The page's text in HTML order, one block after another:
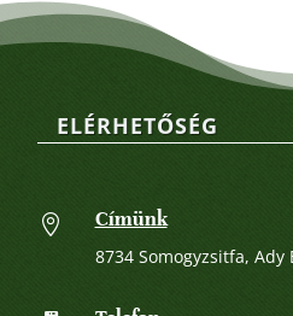
ELÉRHETŐSÉG
 Címünk
8734 Somogyzsitfa, Ady